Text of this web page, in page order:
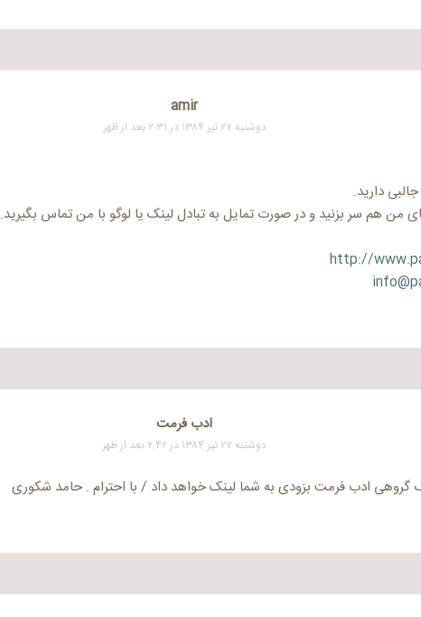
amir
دوشنبه ۲۷ تیر ۱۳۸۴ در ۲:۳۱ بعد از ظهر
دارید.
من هم سر بزنید و در صورت تمایل به تبادل لینک یا لوگو با من تماس بگیرید.
http://
ادب فرمت
دوشنبه ۲۷ تیر ۱۳۸۴ در ۲:۴۲ بعد از ظهر
گروهی ادب فرمت بزودی به شما لینک خواهد داد / با احترام . حامد شکوری